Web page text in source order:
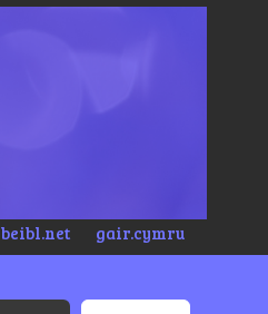
beibl.net gair.cymru